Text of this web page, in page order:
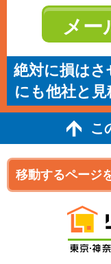
メー
絶対に損は
にも他社と
こ